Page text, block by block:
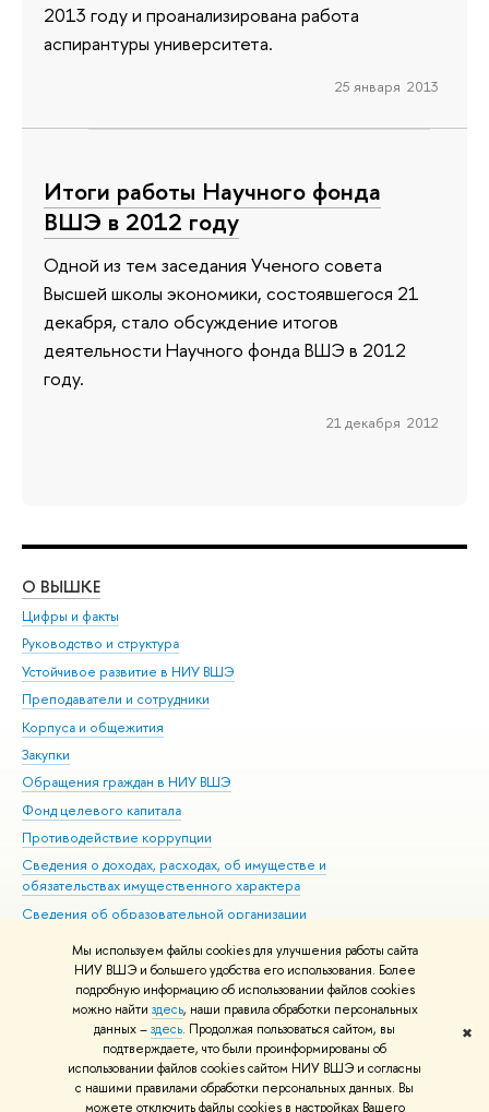
Мы используем файлы cookies для улучшения работы сайта
НИУ ВШЭ и большего удобства его использования. Более
подробную информацию об использовании файлов cookies
можно найти здесь, наши правила обработки персональных
данных –здесь. Продолжая пользоваться сайтом, вы
подтверждаете, что были проинформированы об
использовании файлов cookies сайтом НИУ ВШЭ и согласны
с нашими правилами обработки персональных данных. Вы
можете отключить файлы cookies в настройках Вашего
✖
2013 году и проанализирована работа
аспирантуры университета.
25 января 2013
Итоги работы Научного фонда
ВШЭ в 2012 году
Одной из тем заседания Ученого совета
Высшей школы экономики, состоявшегося 21
декабря, стало обсуждение итогов
деятельности Научного фонда ВШЭ в 2012
году.
21 декабря 2012
О ВЫШКЕ
Цифры и факты
Руководство и структура
Устойчивое развитие в НИУ ВШЭ
Преподаватели и сотрудники
Корпуса и общежития
Закупки
Обращения граждан в НИУ ВШЭ
Фонд целевого капитала
Противодействие коррупции
Сведения о доходах, расходах, об имуществе и
обязательствах имущественного характера
Сведения об образовательной организации
Людям с ограниченными возможностями здоровья
Единая платежная страница
Работа в Вышке
© НИУ ВШЭ 1993–2026 Адреса и контакты Условия использования
материалов Политика конфиденциальности Карта сайта